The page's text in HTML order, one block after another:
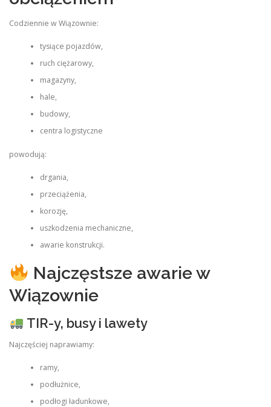
Codziennie w Wiązownie:
tysiące pojazdów,
ruch ciężarowy,
magazyny,
hale,
budowy,
centra logistyczne
powodują:
drgania,
przeciążenia,
korozję,
uszkodzenia mechaniczne,
awarie konstrukcji.
Najczęstsze awarie w
Wiązownie
TIR-y, busy i lawety
Najczęściej naprawiamy:
ramy,
podłużnice,
podłogi ładunkowe,